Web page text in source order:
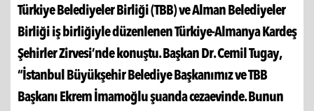
Türkiye Belediyeler Birliği (TBB) ve Alman Belediyeler
Birliği iş birliğiyle düzenlenen Türkiye-Almanya Kardeş
Şehirler Zirvesi’nde konuştu. Başkan Dr. Cemil Tugay,
“İstanbul Büyükşehir Belediye Başkanımız ve TBB
Başkanı Ekrem İmamoğlu şuanda cezaevinde. Bunun